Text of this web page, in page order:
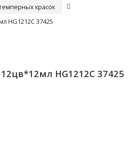
красок
HG1212C 37425
HG1212C 37425